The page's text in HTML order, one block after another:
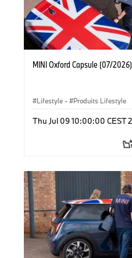
MINI Oxford Capsule (07/2026)
Lifestyle · Produits Lifestyle
Thu Jul 09 10:00:00 CEST